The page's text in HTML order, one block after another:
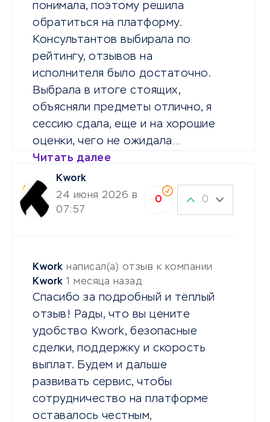
понимала, поэтому решила
обратиться на платформу.
Консультантов выбирала по
рейтингу, отзывов на
исполнителя было достаточно.
Выбрала в итоге стоящих,
объясняли предметы отлично, я
сессию сдала, еще и на хорошие
оценки, чего не ожидала…
Читать далее
Kwork
24 июня 2026 в
07:57
0 0
Kwork написал(а) отзыв к компании
Kwork 1 месяца назад
Спасибо за подробный и тёплый
отзыв! Рады, что вы цените
удобство Kwork, безопасные
сделки, поддержку и скорость
выплат. Будем и дальше
развивать сервис, чтобы
сотрудничество на платформе
оставалось честным,